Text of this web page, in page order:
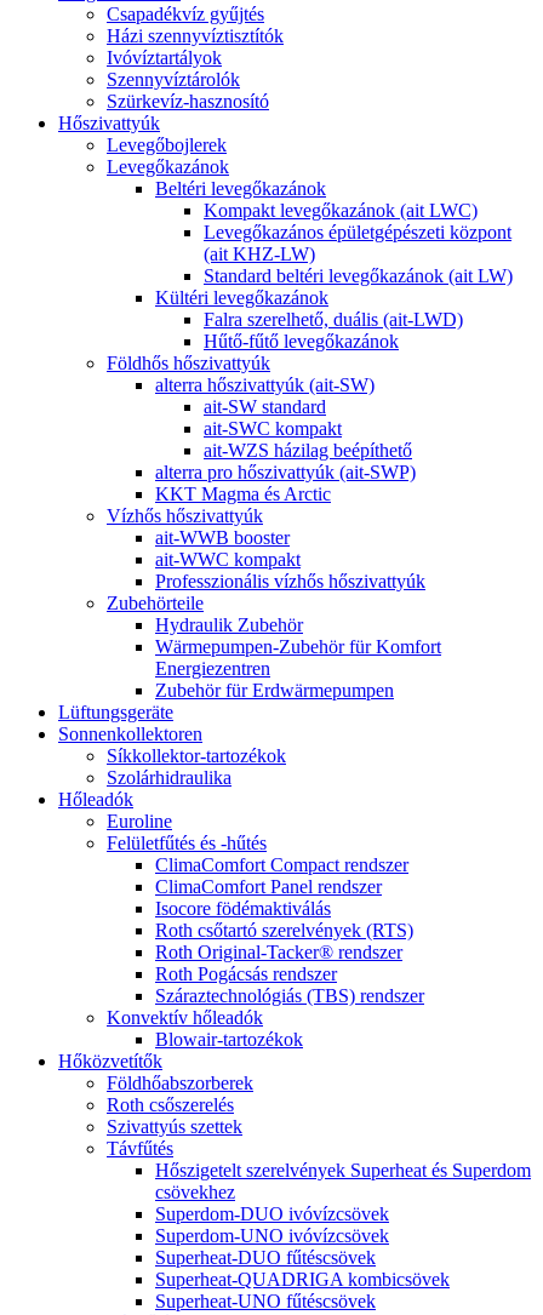
Csapadékvíz gyűjtés
Házi szennyvíztisztítók
Ivóvíztartályok
Szennyvíztárolók
Szürkevíz-hasznosító
Hőszivattyúk
Levegőbojlerek
Levegőkazánok
Beltéri levegőkazánok
Kompakt levegőkazánok (ait LWC)
Levegőkazános épületgépészeti központ
(ait KHZ-LW)
Standard beltéri levegőkazánok (ait LW)
Kültéri levegőkazánok
Falra szerelhető, duális (ait-LWD)
Hűtő-fűtő levegőkazánok
Földhős hőszivattyúk
alterra hőszivattyúk (ait-SW)
ait-SW standard
ait-SWC kompakt
ait-WZS házilag beépíthető
alterra pro hőszivattyúk (ait-SWP)
KKT Magma és Arctic
Vízhős hőszivattyúk
ait-WWB booster
ait-WWC kompakt
Professzionális vízhős hőszivattyúk
Zubehörteile
Hydraulik Zubehör
Wärmepumpen-Zubehör für Komfort
Energiezentren
Zubehör für Erdwärmepumpen
Lüftungsgeräte
Sonnenkollektoren
Síkkollektor-tartozékok
Szolárhidraulika
Hőleadók
Euroline
Felületfűtés és -hűtés
ClimaComfort Compact rendszer
ClimaComfort Panel rendszer
Isocore födémaktiválás
Roth csőtartó szerelvények (RTS)
Roth Original-Tacker® rendszer
Roth Pogácsás rendszer
Száraztechnológiás (TBS) rendszer
Konvektív hőleadók
Blowair-tartozékok
Hőközvetítők
Földhőabszorberek
Roth csőszerelés
Szivattyús szettek
Távfűtés
Hőszigetelt szerelvények Superheat és Superdom
csövekhez
Superdom-DUO ivóvízcsövek
Superdom-UNO ivóvízcsövek
Superheat-DUO fűtéscsövek
Superheat-QUADRIGA kombicsövek
Superheat-UNO fűtéscsövek